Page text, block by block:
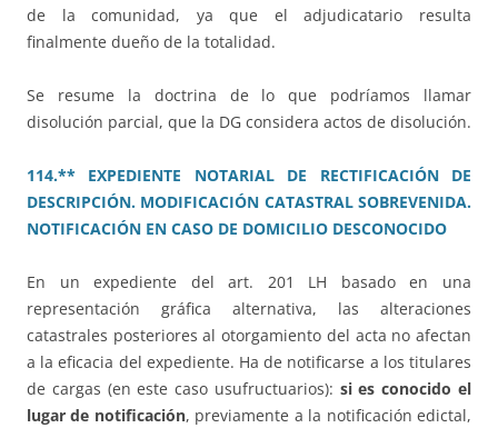
de la comunidad, ya que el adjudicatario resulta
finalmente dueño de la totalidad.
Se resume la doctrina de lo que podríamos llamar
disolución parcial, que la DG considera actos de disolución.
114.** EXPEDIENTE NOTARIAL DE RECTIFICACIÓN DE
DESCRIPCIÓN. MODIFICACIÓN CATASTRAL SOBREVENIDA.
NOTIFICACIÓN EN CASO DE DOMICILIO DESCONOCIDO
En un expediente del art. 201 LH basado en una
representación gráfica alternativa, las alteraciones
catastrales posteriores al otorgamiento del acta no afectan
a la eficacia del expediente. Ha de notificarse a los titulares
de cargas (en este caso usufructuarios): si es conocido el
lugar de notificación, previamente a la notificación edictal,